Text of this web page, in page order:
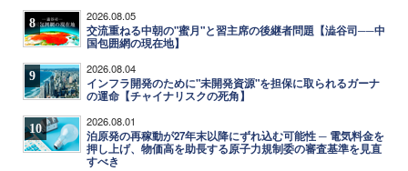
8 2026.08.05
交流重ねる中朝の"蜜月"と習主席の後継者問題【澁谷司──中
国包囲網の現在地】
9 2026.08.04
インフラ開発のために"未開発資源"を担保に取られるガーナ
の運命【チャイナリスクの死角】
10 2026.08.01
泊原発の再稼動が27年末以降にずれ込む可能性 ─ 電気料金を
押し上げ、物価高を助長する原子力規制委の審査基準を見直
すべき